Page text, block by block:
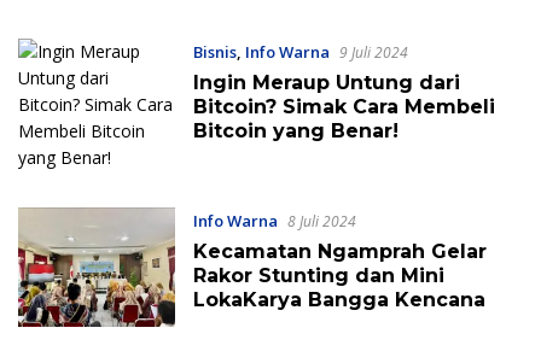
Bisnis, Info Warna 9 Juli 2024
Ingin Meraup Untung dari
Bitcoin? Simak Cara Membeli
Bitcoin yang Benar!
Info Warna 8 Juli 2024
Kecamatan Ngamprah Gelar
Rakor Stunting dan Mini
LokaKarya Bangga Kencana